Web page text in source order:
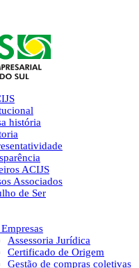
história
ACIJS
Associados
de Ser
Assessoria Jurídica
Certificado de Origem
Gestão de compras coletivas